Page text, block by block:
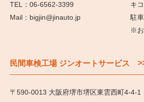
06-6562-3399
bigjin@jinauto.jp
キ
駐
※お
民間車検工場 ジンオートサービス
〒590-0013 大阪府堺市堺区東雲西町4-4-1